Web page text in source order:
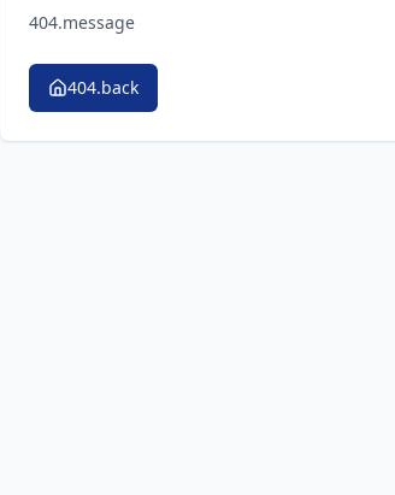
404.message
404.back